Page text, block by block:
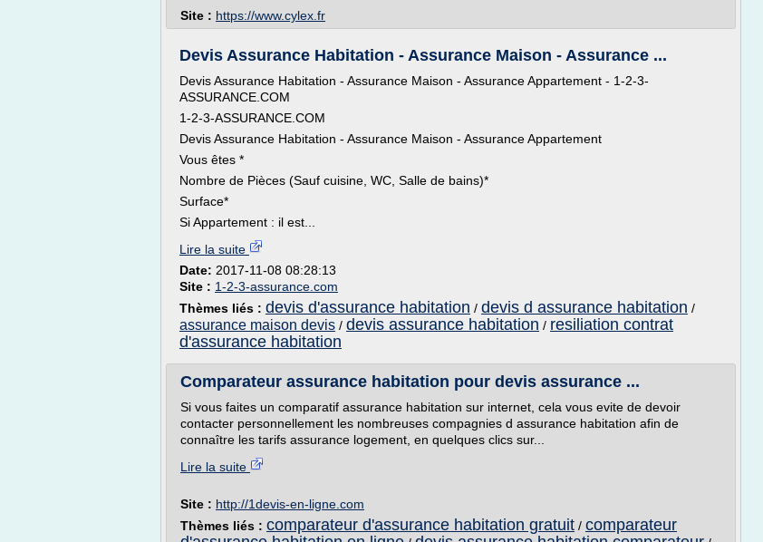
Site : https://www.cylex.fr
Devis Assurance Habitation - Assurance Maison - Assurance ...
Devis Assurance Habitation - Assurance Maison - Assurance Appartement - 1-2-3-
ASSURANCE.COM
1-2-3-ASSURANCE.COM
Devis Assurance Habitation - Assurance Maison - Assurance Appartement
Vous êtes *
Nombre de Pièces (Sauf cuisine, WC, Salle de bains)*
Surface*
Si Appartement : il est...
Lire la suite
Date: 2017-11-08 08:28:13
Site : 1-2-3-assurance.com
Thèmes liés : devis d'assurance habitation / devis d assurance habitation /
assurance maison devis / devis assurance habitation / resiliation contrat
d'assurance habitation
Comparateur assurance habitation pour devis assurance ...
Si vous faites un comparatif assurance habitation sur internet, cela vous evite de devoir
contacter personnellement les nombreuses compagnies d assurance habitation afin de
connaître les tarifs assurance logement, en quelques clics sur...
Lire la suite
Site : http://1devis-en-ligne.com
Thèmes liés : comparateur d'assurance habitation gratuit / comparateur